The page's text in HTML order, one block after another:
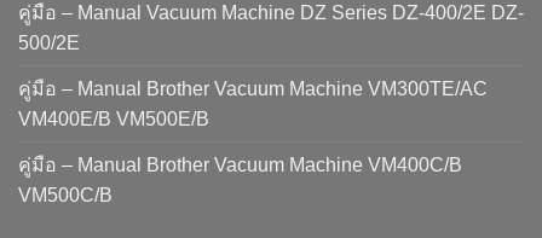
คู่มือ – Manual Vacuum Machine DZ Series DZ-400/2E DZ-
500/2E
คู่มือ – Manual Brother Vacuum Machine VM300TE/AC
VM400E/B VM500E/B
คู่มือ – Manual Brother Vacuum Machine VM400C/B
VM500C/B